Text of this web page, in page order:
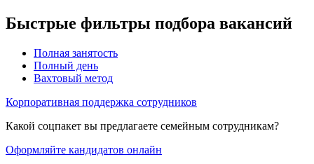
Быстрые фильтры подбора вакансий
Полная занятость
Полный день
Вахтовый метод
Корпоративная поддержка сотрудников
Какой соцпакет вы предлагаете семейным сотрудникам?
Оформляйте кандидатов онлайн